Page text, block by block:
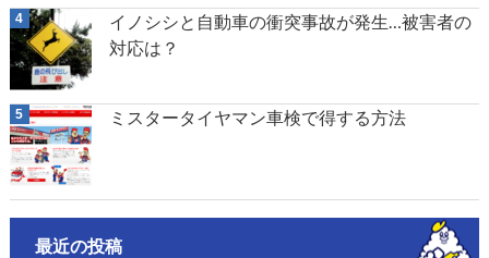
イノシシと自動車の衝突事故が発生…被害者の
対応は？
ミスタータイヤマン車検で得する方法
最近の投稿